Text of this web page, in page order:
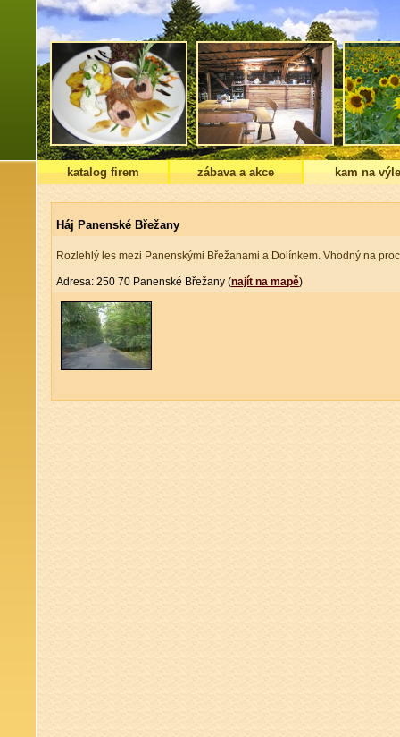
katalog firem zábava a akce kam na
Háj Panenské Břežany
Rozlehlý les mezi Panenskými Břežanami a Dolínkem. Vhodný na
Adresa: 250 70 Panenské Břežany (najít na mapě)